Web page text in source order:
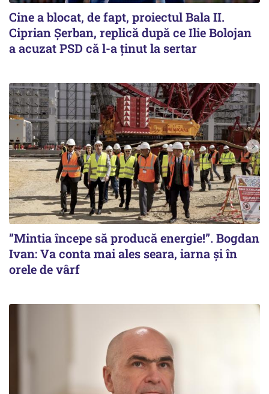
Cine a blocat, de fapt, proiectul Bala II.
Ciprian Șerban, replică după ce Ilie Bolojan
a acuzat PSD că l-a ținut la sertar
”Mintia începe să producă energie!”. Bogdan
Ivan: Va conta mai ales seara, iarna și în
orele de vârf